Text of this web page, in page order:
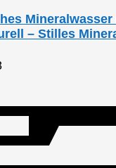
– Stilles